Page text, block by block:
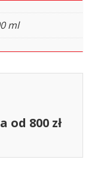
ml
800 zł